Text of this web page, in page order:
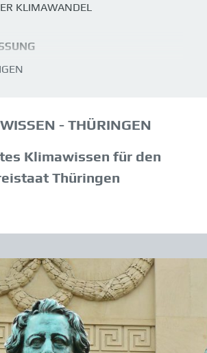
KLIMAWANDEL
- THÜRINGEN
Klimawissen für den
Thüringen